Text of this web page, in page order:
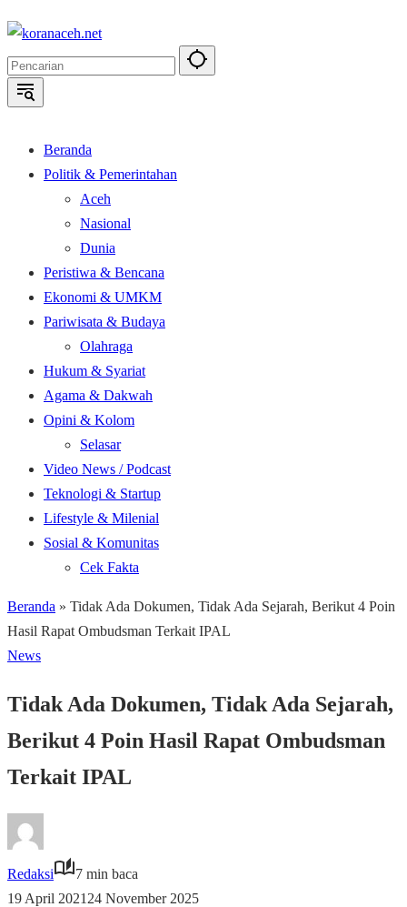
Langsung
konten
Beranda
Politik & Pemerintahan
Aceh
Nasional
Dunia
Peristiwa & Bencana
Ekonomi & UMKM
Pariwisata & Budaya
Olahraga
Hukum & Syariat
Agama & Dakwah
Opini & Kolom
Selasar
Video News / Podcast
Teknologi & Startup
Lifestyle & Milenial
Sosial & Komunitas
Cek Fakta
Beranda » Tidak Ada Dokumen, Tidak Ada Sejarah, Berikut 4 Poin
Hasil Rapat Ombudsman Terkait IPAL
News
Tidak Ada Dokumen, Tidak Ada Sejarah,
Berikut 4 Poin Hasil Rapat Ombudsman
Terkait IPAL
Redaksi
7 min baca
19 April 2021 24 November 2025